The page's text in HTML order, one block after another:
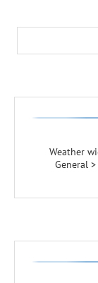
Weather
General